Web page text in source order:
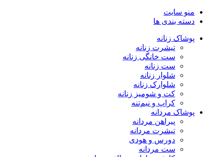
منو سایت
دسته بندی ها
پوشاک زنانه
تیشرت زنانه
ست خانگی زنانه
ست زنانه
شلوار زنانه
شلوارک زنانه
کت و شومیز زنانه
کراپ و نیم‌تنه
پوشاک مردانه
پیراهن مردانه
تیشرت مردانه
دورس و هودی
ست مردانه